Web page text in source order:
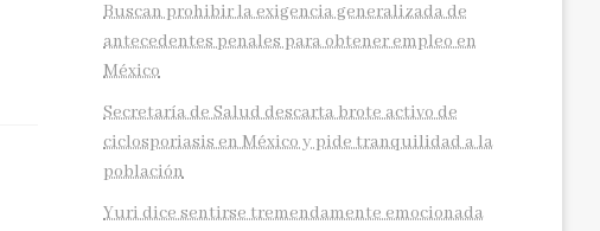
Buscan prohibir la exigencia generalizada de
antecedentes penales para obtener empleo en
México
Secretaría de Salud descarta brote activo de
ciclosporiasis en México y pide tranquilidad a la
población
Yuri dice sentirse tremendamente emocionada